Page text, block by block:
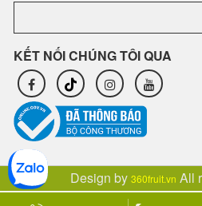
KẾT NỐI CHÚNG TÔI QUA
Design by 360fruit.vn All